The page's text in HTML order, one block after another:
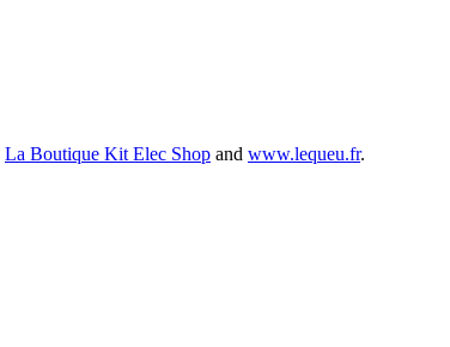
La Boutique Kit Elec Shop and www.lequeu.fr.